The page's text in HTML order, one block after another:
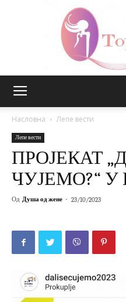
Насловна Лепе вести
Лепе вести
ПРОЈЕКАТ
ЧУЈЕМО?“
Од Душа од жене - 23/10/2023